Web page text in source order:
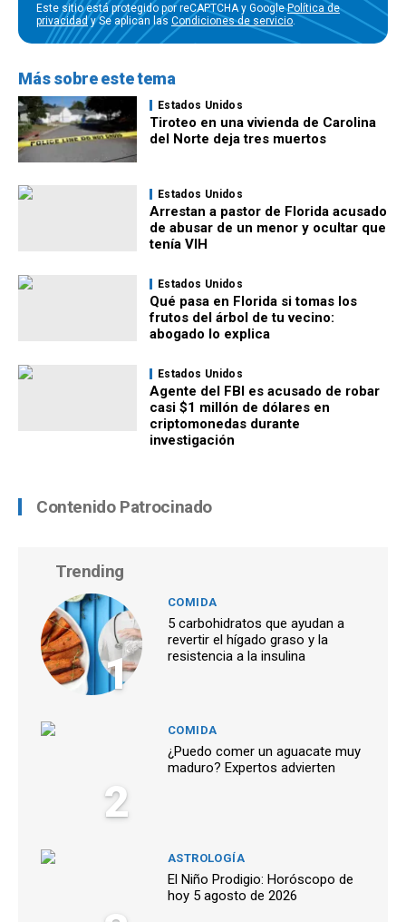
Este sitio está protegido por reCAPTCHA y GooglePolítica de
privacidady Se aplican las Condiciones de servicio
Más sobre este tema
Estados Unidos
Tiroteo en una vivienda de Carolina
del Norte deja tres muertos
Estados Unidos
Arrestan a pastor de Florida acusado
de abusar de un menor y ocultar que
tenía VIH
Estados Unidos
Qué pasa en Florida si tomas los
frutos del árbol de tu vecino:
abogado lo explica
Estados Unidos
Agente del FBI es acusado de robar
casi $1 millón de dólares en
criptomonedas durante
investigación
Contenido Patrocinado
Trending
1
COMIDA
5 carbohidratos que ayudan a
revertir el hígado graso y la
resistencia a la insulina
2
COMIDA
¿Puedo comer un aguacate muy
maduro? Expertos advierten
ASTROLOGÍA
El Niño Prodigio: Horóscopo de
hoy 5 agosto de 2026